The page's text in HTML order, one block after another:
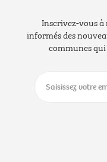
Inscrivez-vous à
informés des
communes